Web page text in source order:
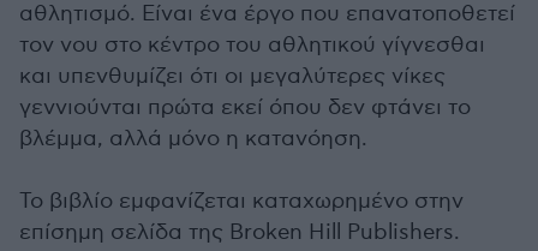
αθλητισμό. Είναι ένα έργο που επανατοποθετεί
τον νου στο κέντρο του αθλητικού γίγνεσθαι
και υπενθυμίζει ότι οι μεγαλύτερες νίκες
γεννιούνται πρώτα εκεί όπου δεν φτάνει το
βλέμμα, αλλά μόνο η κατανόηση.
Το βιβλίο εμφανίζεται καταχωρημένο στην
επίσημη σελίδα της Broken Hill Publishers.